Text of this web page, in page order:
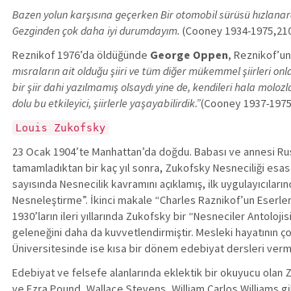
Bazen yolun karşısına geçerken Bir otomobil sürüsü
Gezginden çok daha iyi durumdayım. (Cooney 1934-
Reznikof 1976’da öldüğünde George Oppen, Reznikof’un
mısraların ait olduğu şiiri ve tüm diğer mükemmel şiirleri
bir şiir dahi yazılmamış olsaydı yine de, kendileri hala
dolu bu etkileyici, şiirlerle yaşayabilirdik.”(Cooney 1937-
Louis Zukofsky
23 Ocak 1904’te Manhattan’da doğdu. Babası ve annesi
tamamladıktan bir kaç yıl sonra, Zukofsky Nesneciliği
sayısında Nesnecilik kavramını açıklamış, ilk
Nesneleştirme”. İkinci makale “Charles Raznikof’un
1930’ların ileri yıllarında Zukofsky bir “Nesneciler
geleneğini daha da kuvvetlendirmiştir. Mesleki hayatının
Üniversitesinde ise kısa bir dönem edebiyat dersleri
Edebiyat ve felsefe alanlarında eklektik bir okuyucu olan